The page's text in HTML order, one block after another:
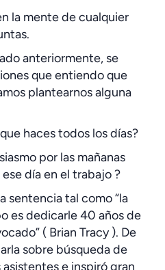
la mente de cualquier
anteriormente, se
que entiendo que
plantearnos alguna
haces todos los días?
por las mañanas
día en el trabajo ?
sentencia tal como “la
es dedicarle 40 años de
( Brian Tracy ). De
sobre búsqueda de
e inspiró gran